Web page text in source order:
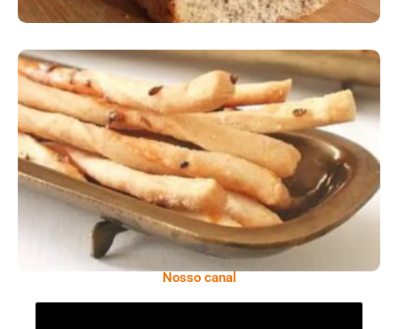
Comer Bem: Palitinhos De Cebola E Salsa
Nosso canal